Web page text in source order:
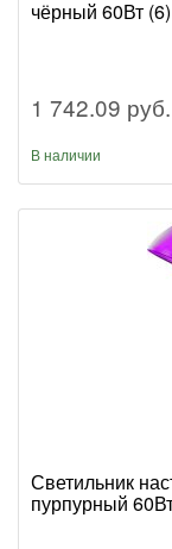
чёрный 60Вт (6)
1 742.09 руб.
В наличии
Светильник
пурпурный